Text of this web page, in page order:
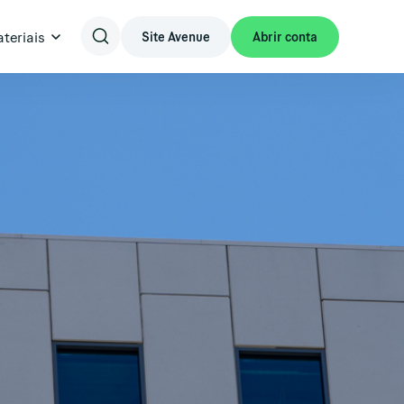
Site Avenue Abrir conta